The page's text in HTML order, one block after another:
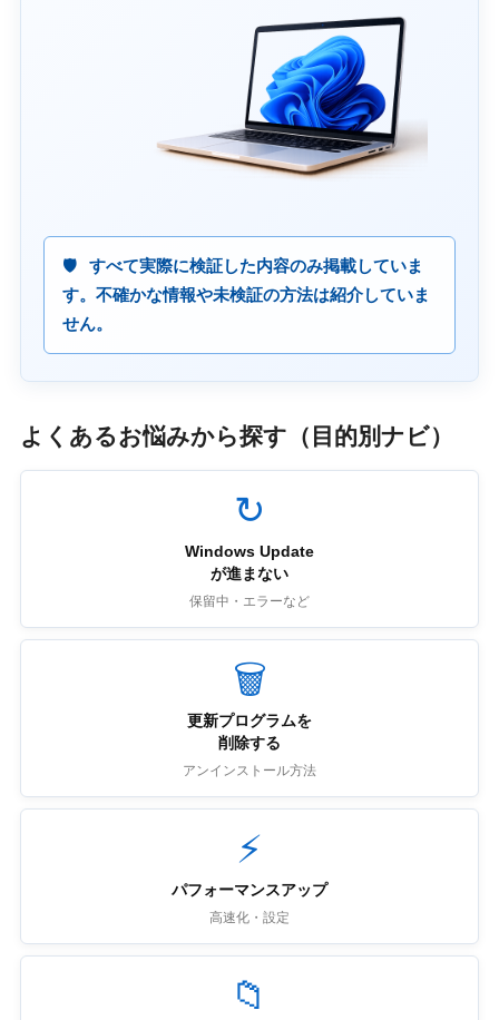
すべて実際に検証した内容のみ掲載していま
す。不確かな情報や未検証の方法は紹介していま
せん。
よくあるお悩みから探す（目的別ナビ）
↻
Windows Update
が進まない
保留中・エラーなど
🗑
更新プログラムを
削除する
アンインストール方法
⚡
パフォーマンスアップ
高速化・設定
📁